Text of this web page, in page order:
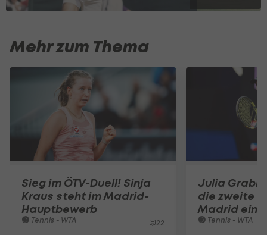
Mehr zum Thema
Sieg im ÖTV-Duell! Sinja
Kraus steht im Madrid-
Hauptbewerb
Tennis - WTA 22
Julia
die zweite
Madrid ein!
Tennis - WTA